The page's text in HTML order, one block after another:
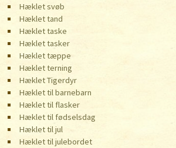
Hæklet svøb
Hæklet tand
Hæklet taske
Hæklet tasker
Hæklet tæppe
Hæklet terning
Hæklet Tigerdyr
Hæklet til barnebarn
Hæklet til flasker
Hæklet til fødselsdag
Hæklet til jul
Hæklet til julebordet